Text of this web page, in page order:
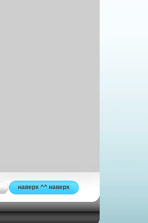
наверх ^^ наверх